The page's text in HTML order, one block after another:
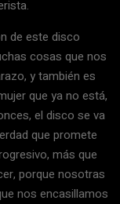
de este disco
cosas que nos
y también es
que ya no está,
el disco se va
que promete
más que
porque nosotras
nos encasillamos